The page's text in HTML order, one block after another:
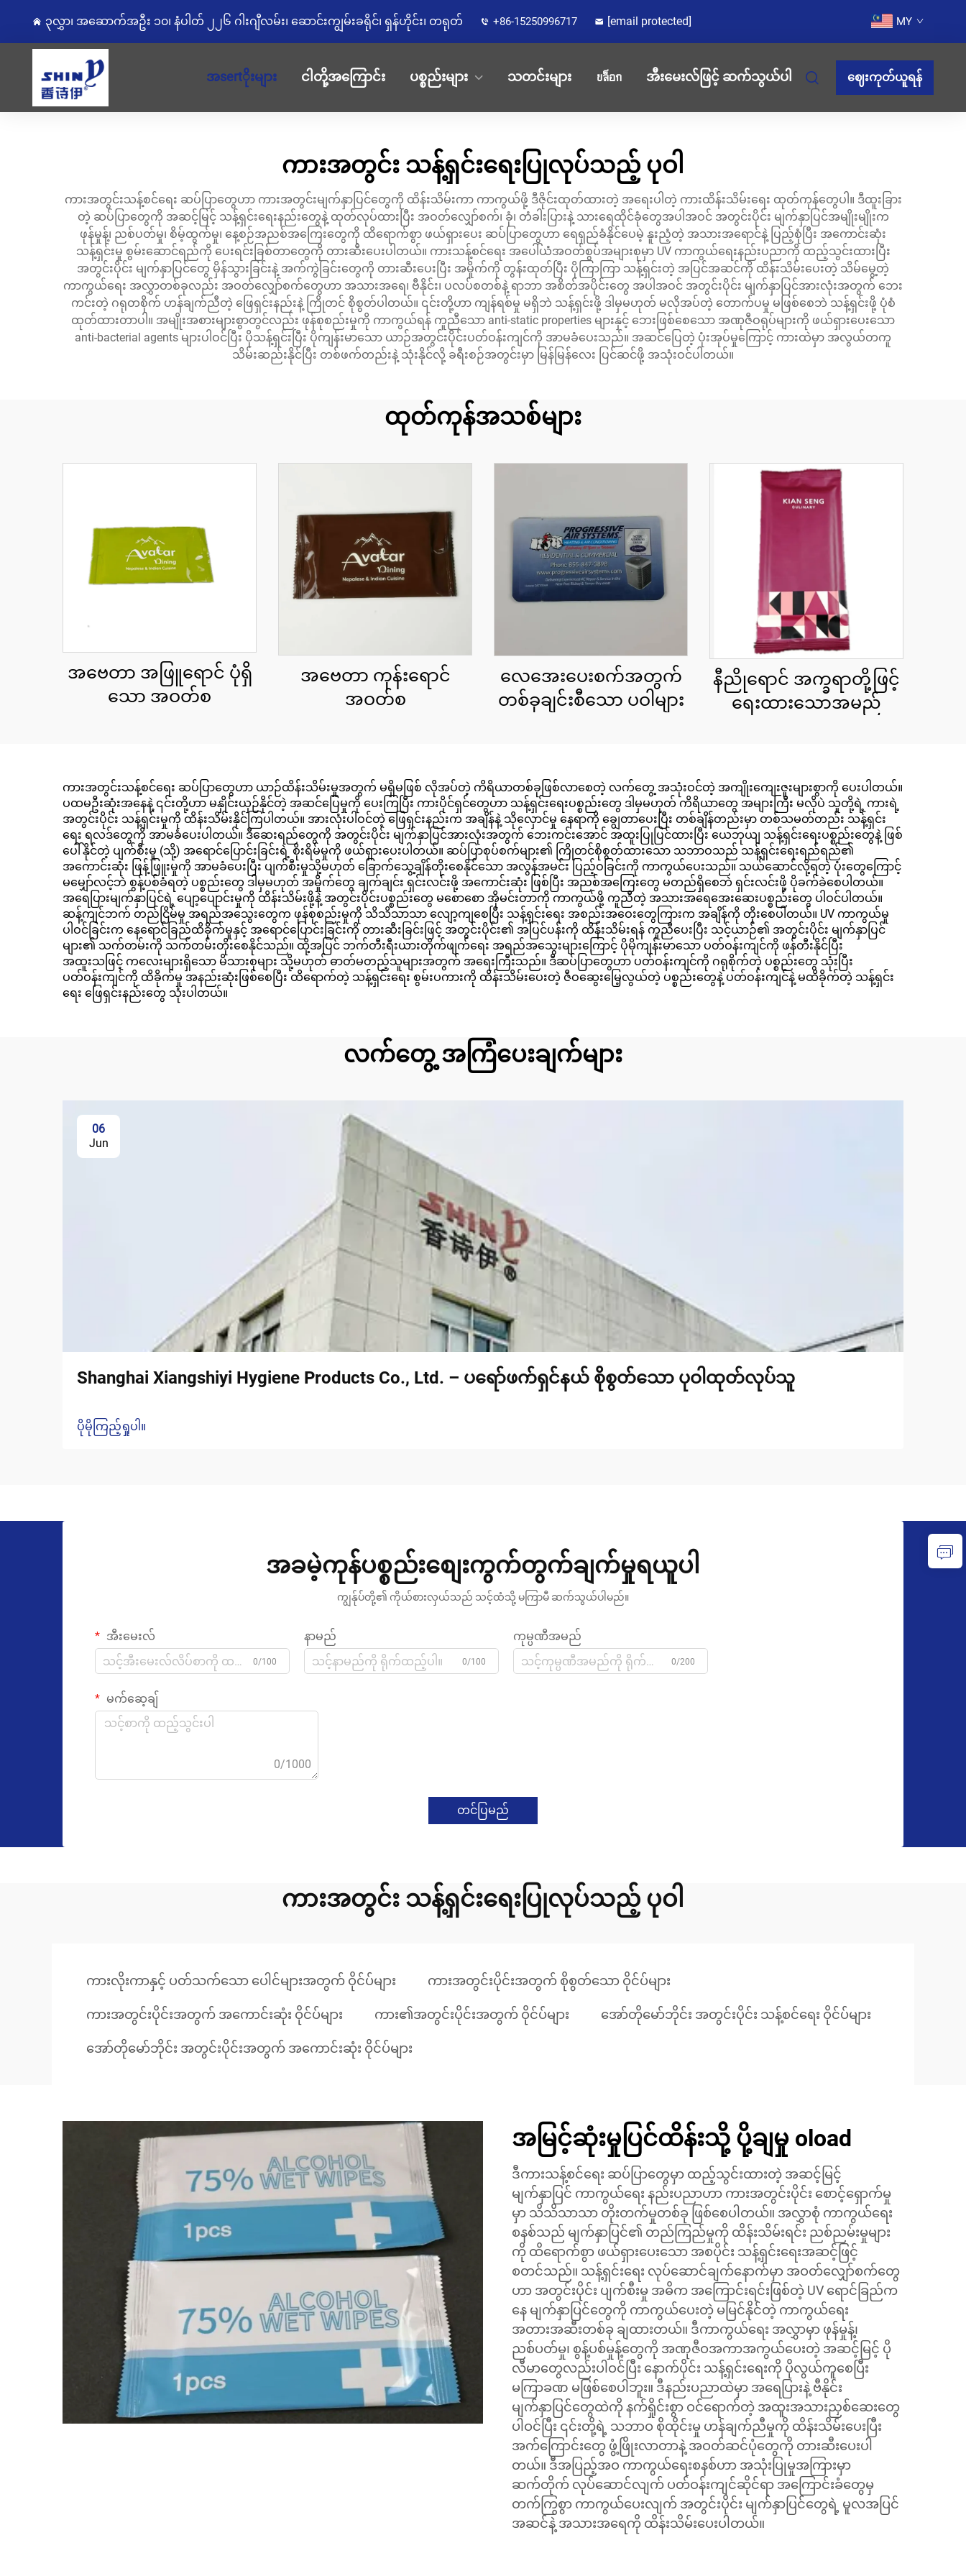
၃လွှာ၊ အဆောက်အဦး ၁၀၊ နံပါတ် ၂၂၆ ဂါးဂျီလမ်း၊ ဆောင်းကျွမ်းခရိုင်၊ ရှန်ဟိုင်း၊ တရုတ် +86-15250996717 [email protected] MY
အsertိုးများ ငါတို့အကြောင်း ပစ္စည်းများ သတင်းများ บล็อก အီးမေးလ်ဖြင့် ဆက်သွယ်ပါ ဈေးကုတ်ယူရန်
ကားအတွင်း သန့်ရှင်းရေးပြုလုပ်သည့် ပုဝါ
ကားအတွင်းသန့်စင်ရေး ဆပ်ပြာတွေဟာ ကားအတွင်းမျက်နှာပြင်တွေကို ထိန်းသိမ်းကာ ကာကွယ်ဖို့ ဒီဇိုင်းထုတ်ထားတဲ့ အရေးပါတဲ့ ကားထိန်းသိမ်းရေး ထုတ်ကုန်တွေပါ။ ဒီထူးခြား
တဲ့ ဆပ်ပြာတွေကို အဆင့်မြင့် သန့်ရှင်းရေးနည်းတွေနဲ့ ထုတ်လုပ်ထားပြီး အဝတ်လျှော်စက်၊ ခုံ၊ တံခါးပြားနဲ့ သားရေထိုင်ခုံတွေအပါအဝင် အတွင်းပိုင်း မျက်နှာပြင်အမျိုးမျိုးက
ဖုန်မှုန့်၊ ညစ်ပတ်မှု၊ စိမ့်ထွက်မှု၊ နေ့စဉ်အညစ်အကြေးတွေကို ထိရောက်စွာ ဖယ်ရှားပေး ဆပ်ပြာတွေဟာ ရေရှည်ခံနိုင်ပေမဲ့ နူးညံ့တဲ့ အသားအရောင်နဲ့ ပြည့်စုံပြီး အကောင်းဆုံး
သန့်ရှင်းမှု စွမ်းဆောင်ရည်ကို ပေးရင်းခြစ်တာတွေကို တားဆီးပေးပါတယ်။ ကားသန့်စင်ရေး အပေါ်ယံအဝတ်စွပ်အများစုမှာ UV ကာကွယ်ရေးနည်းပညာကို ထည့်သွင်းထားပြီး
အတွင်းပိုင်း မျက်နှာပြင်တွေ မှိန်သွားခြင်းနဲ့ အက်ကွဲခြင်းတွေကို တားဆီးပေးပြီး အမှိုက်ကို တွန်းထုတ်ပြီး ပိုကြာကြာ သန့်ရှင်းတဲ့ အပြင်အဆင်ကို ထိန်းသိမ်းပေးတဲ့ သိမ်မွေ့တဲ့
ကာကွယ်ရေး အလွှာတစ်ခုလည်း အဝတ်လျှော်စက်တွေဟာ အသားအရေ၊ ဗီနိုင်း၊ ပလပ်စတစ်နဲ့ ရာဘာ အစိတ်အပိုင်းတွေ အပါအဝင် အတွင်းပိုင်း မျက်နှာပြင်အားလုံးအတွက် ဘေး
ကင်းတဲ့ ဂရုတစိုက် ဟန်ချက်ညီတဲ့ ဖြေရှင်းနည်းနဲ့ ကြိုတင် စိုစွတ်ပါတယ်။ ၎င်းတို့ဟာ ကျန်ရစ်မှု မရှိဘဲ သန့်ရှင်းဖို့ ဒါမှမဟုတ် မလိုအပ်တဲ့ တောက်ပမှု မဖြစ်စေဘဲ သန့်ရှင်းဖို့ ပုံစံ
ထုတ်ထားတာပါ။ အမျိုးအစားများစွာတွင်လည်း ဖုန်စုစည်းမှုကို ကာကွယ်ရန် ကူညီသော anti-static properties များနှင့် ဘေးဖြစ်စေသော အဏုဇီဝရုပ်များကို ဖယ်ရှားပေးသော
anti-bacterial agents များပါဝင်ပြီး ပိုသန့်ရှင်းပြီး ပိုကျန်းမာသော ယာဉ်အတွင်းပိုင်းပတ်ဝန်းကျင်ကို အာမခံပေးသည်။ အဆင်ပြေတဲ့ ပုံးအုပ်မှုကြောင့် ကားထဲမှာ အလွယ်တကူ
သိမ်းဆည်းနိုင်ပြီး တစ်ဖက်တည်းနဲ့ သုံးနိုင်လို့ ခရီးစဉ်အတွင်းမှာ မြန်မြန်လေး ပြင်ဆင်ဖို့ အသုံးဝင်ပါတယ်။
ထုတ်ကုန်အသစ်များ
အဗေတာ အဖြူရောင် ပုံရှိ
သော အဝတ်စ
အဗေတာ ကုန်းရောင်
အဝတ်စ
လေအေးပေးစက်အတွက်
တစ်ခုချင်းစီသော ပဝါများ
နီညိုရောင် အက္ခရာတို့ဖြင့်
ရေးထားသောအမည်
ကားအတွင်းသန့်စင်ရေး ဆပ်ပြာတွေဟာ ယာဉ်ထိန်းသိမ်းမှုအတွက် မရှိမဖြစ် လိုအပ်တဲ့ ကိရိယာတစ်ခုဖြစ်လာစေတဲ့ လက်တွေ့ အသုံးဝင်တဲ့ အကျိုးကျေးဇူးများစွာကို ပေးပါတယ်။
ပထမဦးဆုံးအနေနဲ့ ၎င်းတို့ဟာ မနှိုင်းယှဉ်နိုင်တဲ့ အဆင်ပြေမှုကို ပေးကြပြီး ကားပိုင်ရှင်တွေဟာ သန့်ရှင်းရေးပစ္စည်းတွေ ဒါမှမဟုတ် ကိရိယာတွေ အများကြီး မလိုပဲ သူတို့ရဲ့ ကားရဲ့
အတွင်းပိုင်း သန့်ရှင်းမှုကို ထိန်းသိမ်းနိုင်ကြပါတယ်။ အားလုံးပါဝင်တဲ့ ဖြေရှင်းနည်းက အချိန်နဲ့ သိုလှောင်မှု နေရာကို ချွေတာပေးပြီး တစ်ချိန်တည်းမှာ တစ်သမတ်တည်း သန့်ရှင်း
ရေး ရလဒ်တွေကို အာမခံပေးပါတယ်။ ဒီဆေးရည်တွေကို အတွင်းပိုင်း မျက်နှာပြင်အားလုံးအတွက် ဘေးကင်းအောင် အထူးပြုပြင်ထားပြီး ယေဘုယျ သန့်ရှင်းရေးပစ္စည်းတွေနဲ့ ဖြစ်
ပေါ်နိုင်တဲ့ ပျက်စီးမှု (သို့) အရောင်ပြောင်းခြင်းရဲ့ စိုးရိမ်မှုကို ဖယ်ရှားပေးပါတယ်။ ဆပ်ပြာစုပ်စက်များ၏ ကြိုတင်စိုစွတ်ထားသော သဘာဝသည် သန့်ရှင်းရေးရည်ရည်၏
အကောင်းဆုံး ဖြန့်ဖြူးမှုကို အာမခံပေးပြီး ပျက်စီးမှုသို့မဟုတ် ခြောက်သွေ့ချိန်တိုးစေနိုင်သော အလွန်အမင်း ပြည့်ဝခြင်းကို ကာကွယ်ပေးသည်။ သယ်ဆောင်လို့ရတဲ့ ပုံးတွေကြောင့်
မမျှော်လင့်ဘဲ စွန့်ပစ်ခံရတဲ့ ပစ္စည်းတွေ ဒါမှမဟုတ် အမှိုက်တွေ ချက်ချင်း ရှင်းလင်းဖို့ အကောင်းဆုံး ဖြစ်ပြီး အညစ်အကြေးတွေ မတည်ရှိစေဘဲ ရှင်းလင်းဖို့ ပိုခက်ခဲစေပါတယ်။
အရေပြားမျက်နှာပြင်ရဲ့ ပျော့ပျောင်းမှုကို ထိန်းသိမ်းဖို့နဲ့ အတွင်းပိုင်းပစ္စည်းတွေ မစောစော အိုမင်းတာကို ကာကွယ်ဖို့ ကူညီတဲ့ အသားအရေအေးဆေးပစ္စည်းတွေ ပါဝင်ပါတယ်။
ဆန့်ကျင်ဘက် တည်ငြိမ်မှု အရည်အသွေးတွေက ဖုန်စုစည်းမှုကို သိသိသာသာ လျော့ကျစေပြီး သန့်ရှင်းရေး အစည်းအဝေးတွေကြားက အချိန်ကို တိုးစေပါတယ်။ UV ကာကွယ်မှု
ပါဝင်ခြင်းက နေရောင်ခြည်ထိခိုက်မှုနှင့် အရောင်ပြောင်းခြင်းကို တားဆီးခြင်းဖြင့် အတွင်းပိုင်း၏ အပြင်ပန်းကို ထိန်းသိမ်းရန် ကူညီပေးပြီး သင့်ယာဉ်၏ အတွင်းပိုင်း မျက်နှာပြင်
များ၏ သက်တမ်းကို သက်တမ်းတိုးစေနိုင်သည်။ ထို့အပြင် ဘက်တီးရီးယားတိုက်ဖျက်ရေး အရည်အသွေးများကြောင့် ပိုမိုကျန်းမာသော ပတ်ဝန်းကျင်ကို ဖန်တီးနိုင်ပြီး
အထူးသဖြင့် ကလေးများရှိသော မိသားစုများ သို့မဟုတ် ဓာတ်မတည့်သူများအတွက် အရေးကြီးသည်။ ဒီဆပ်ပြာတွေဟာ ပတ်ဝန်းကျင်ကို ဂရုစိုက်တဲ့ ပစ္စည်းတွေ သုံးပြီး
ပတ်ဝန်းကျင်ကို ထိခိုက်မှု အနည်းဆုံးဖြစ်စေပြီး ထိရောက်တဲ့ သန့်ရှင်းရေး စွမ်းပကားကို ထိန်းသိမ်းပေးတဲ့ ဇီဝဆွေးမြေ့လွယ်တဲ့ ပစ္စည်းတွေနဲ့ ပတ်ဝန်းကျင်နဲ့ မထိခိုက်တဲ့ သန့်ရှင်း
ရေး ဖြေရှင်းနည်းတွေ သုံးပါတယ်။
လက်တွေ့ အကြံပေးချက်များ
06
Jun
Shanghai Xiangshiyi Hygiene Products Co., Ltd. – ပရော်ဖက်ရှင်နယ် စိုစွတ်သော ပုဝါထုတ်လုပ်သူ
ပိုမိုကြည့်ရှုပါ။
အခမဲ့ကုန်ပစ္စည်းစျေးကွက်တွက်ချက်မှုရယူပါ
ကျွန်ုပ်တို့၏ ကိုယ်စားလှယ်သည် သင့်ထံသို့ မကြာမီ ဆက်သွယ်ပါမည်။
အီးမေးလ်
0/100
နာမည်
0/100
ကုမ္ပဏီအမည်
0/200
မက်ဆေ့ချ်
0/1000
တင်ပြမည်
ကားအတွင်း သန့်ရှင်းရေးပြုလုပ်သည့် ပုဝါ
ကားလိုးကာနှင့် ပတ်သက်သော ပေါင်များအတွက် ဝိုင်ပ်များ ကားအတွင်းပိုင်းအတွက် စိုစွတ်သော ဝိုင်ပ်များ
ကားအတွင်းပိုင်းအတွက် အကောင်းဆုံး ဝိုင်ပ်များ ကား၏အတွင်းပိုင်းအတွက် ဝိုင်ပ်များ အော်တိုမော်ဘိုင်း အတွင်းပိုင်း သန့်စင်ရေး ဝိုင်ပ်များ
အော်တိုမော်ဘိုင်း အတွင်းပိုင်းအတွက် အကောင်းဆုံး ဝိုင်ပ်များ
အမြင့်ဆုံးမှုပြင်ထိန်းသို့ ပို့ချမှု oload
ဒီကားသန့်စင်ရေး ဆပ်ပြာတွေမှာ ထည့်သွင်းထားတဲ့ အဆင့်မြင့်
မျက်နှာပြင် ကာကွယ်ရေး နည်းပညာဟာ ကားအတွင်းပိုင်း စောင့်ရှောက်မှု
မှာ သိသိသာသာ တိုးတက်မှုတစ်ခု ဖြစ်စေပါတယ်။ အလွှာစုံ ကာကွယ်ရေး
စနစ်သည် မျက်နှာပြင်၏ တည်ကြည်မှုကို ထိန်းသိမ်းရင်း ညစ်ညမ်းမှုများ
ကို ထိရောက်စွာ ဖယ်ရှားပေးသော အစပိုင်း သန့်ရှင်းရေးအဆင့်ဖြင့်
စတင်သည်။ သန့်ရှင်းရေး လုပ်ဆောင်ချက်နောက်မှာ အဝတ်လျှော်စက်တွေ
ဟာ အတွင်းပိုင်း ပျက်စီးမှု အဓိက အကြောင်းရင်းဖြစ်တဲ့ UV ရောင်ခြည်က
နေ မျက်နှာပြင်တွေကို ကာကွယ်ပေးတဲ့ မမြင်နိုင်တဲ့ ကာကွယ်ရေး
အတားအဆီးတစ်ခု ချထားတယ်။ ဒီကာကွယ်ရေး အလွှာမှာ ဖုန်မှုန့်၊
ညစ်ပတ်မှု၊ စွန့်ပစ်မှုန့်တွေကို အဏုဇီဝအကာအကွယ်ပေးတဲ့ အဆင့်မြင့် ပို
လီမာတွေလည်းပါဝင်ပြီး နောက်ပိုင်း သန့်ရှင်းရေးကို ပိုလွယ်ကူစေပြီး
မကြာခဏ မဖြစ်စေပါဘူး။ ဒီနည်းပညာထဲမှာ အရေပြားနဲ့ ဗီနိုင်း
မျက်နှာပြင်တွေထဲကို နက်ရှိုင်းစွာ ဝင်ရောက်တဲ့ အထူးအသားညှစ်ဆေးတွေ
ပါဝင်ပြီး ၎င်းတို့ရဲ့ သဘာဝ စိုထိုင်းမှု ဟန်ချက်ညီမှုကို ထိန်းသိမ်းပေးပြီး
အက်ကြောင်းတွေ ဖွံ့ဖြိုးလာတာနဲ့ အဝတ်ဆင်ပုံတွေကို တားဆီးပေးပါ
တယ်။ ဒီအပြည့်အဝ ကာကွယ်ရေးစနစ်ဟာ အသုံးပြုမှုအကြားမှာ
ဆက်တိုက် လုပ်ဆောင်လျက် ပတ်ဝန်းကျင်ဆိုင်ရာ အကြောင်းခံတွေမှ
တက်ကြွစွာ ကာကွယ်ပေးလျက် အတွင်းပိုင်း မျက်နှာပြင်တွေရဲ့ မူလအပြင်
အဆင်နဲ့ အသားအရေကို ထိန်းသိမ်းပေးပါတယ်။